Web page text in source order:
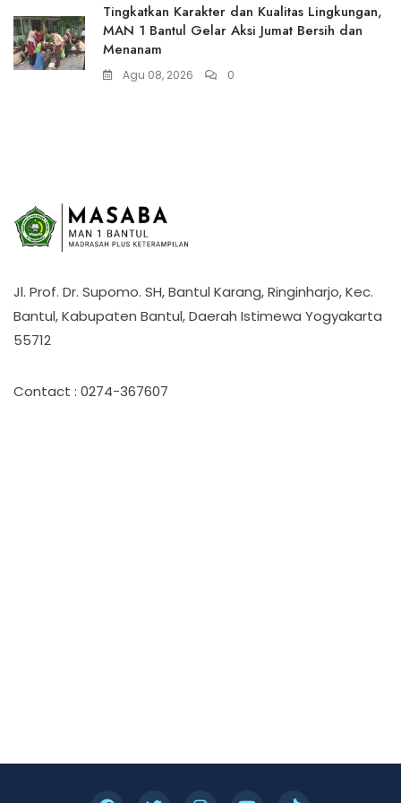
Tingkatkan Karakter dan Kualitas Lingkungan,
MAN 1 Bantul Gelar Aksi Jumat Bersih dan
Menanam
Agu 08, 2026 0
Jl. Prof. Dr. Supomo. SH, Bantul Karang, Ringinharjo, Kec.
Bantul, Kabupaten Bantul, Daerah Istimewa Yogyakarta
55712
Contact : 0274-367607